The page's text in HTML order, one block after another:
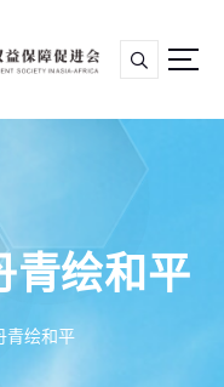
青绘和平
青绘和平